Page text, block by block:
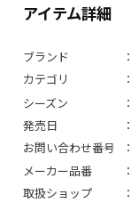
アイテム詳細
ブランド
カテゴリ
シーズン
発売日
お問い合わせ番号
メーカー品番
取扱ショップ